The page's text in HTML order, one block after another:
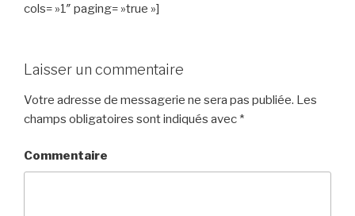
cols= »1″ paging= »true »]
Laisser un commentaire
Votre adresse de messagerie ne sera pas publiée. Les
champs obligatoires sont indiqués avec *
Commentaire